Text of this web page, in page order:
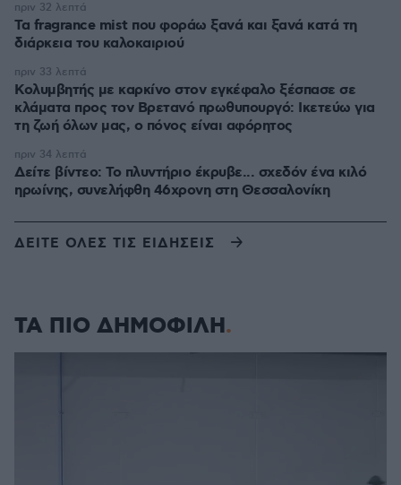
Τα fragrance mist που φοράω ξανά και ξανά κατά τη
διάρκεια του καλοκαιριού
πριν 32 λεπτά
Κολυμβητής με καρκίνο στον εγκέφαλο ξέσπασε σε
κλάματα προς τον Βρετανό πρωθυπουργό: Ικετεύω για
τη ζωή όλων μας, ο πόνος είναι αφόρητος
πριν 33 λεπτά
Δείτε βίντεο: Το πλυντήριο έκρυβε... σχεδόν ένα κιλό
ηρωίνης, συνελήφθη 46χρονη στη Θεσσαλονίκη
πριν 34 λεπτά
ΔΕΙΤΕ ΟΛΕΣ ΤΙΣ ΕΙΔΗΣΕΙΣ
ΤΑ ΠΙΟ ΔΗΜΟΦΙΛΗ